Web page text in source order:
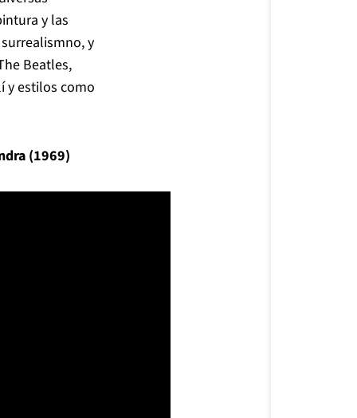
y las
y
Beatles,
y estilos como
(1969)